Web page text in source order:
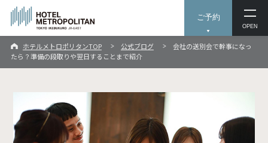
ご予約
OPEN
ホテルメトロポリタンTOP 公式ブログ
会社の送別会で幹事になっ
たら？準備の段取りや翌日することまで紹介